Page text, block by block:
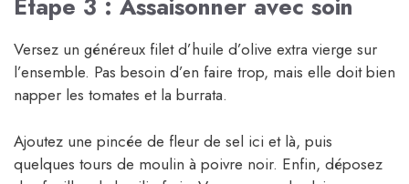
Étape 3 : Assaisonner avec soin
Versez un généreux filet d’huile d’olive extra vierge sur
l’ensemble. Pas besoin d’en faire trop, mais elle doit bien
napper les tomates et la burrata.
Ajoutez une pincée de fleur de sel ici et là, puis
quelques tours de moulin à poivre noir. Enfin, déposez